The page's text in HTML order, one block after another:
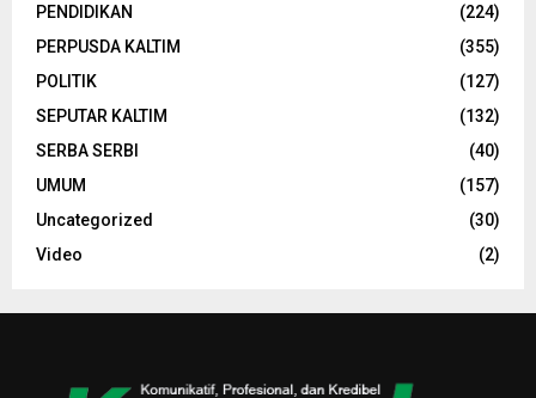
PENDIDIKAN
(224)
PERPUSDA KALTIM
(355)
POLITIK
(127)
SEPUTAR KALTIM
(132)
SERBA SERBI
(40)
UMUM
(157)
Uncategorized
(30)
Video
(2)